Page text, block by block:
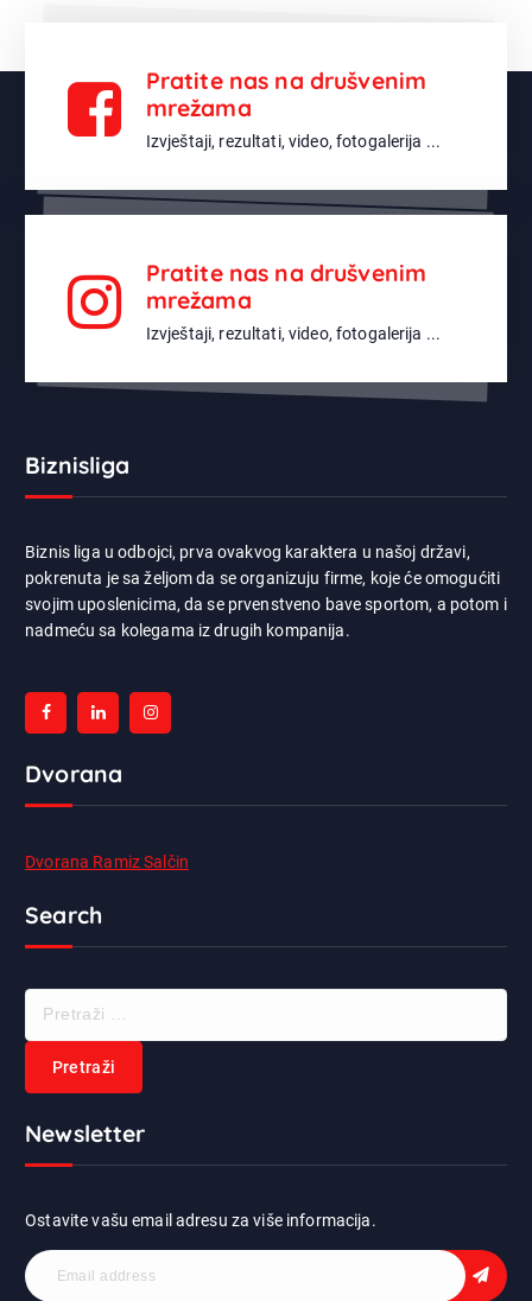
Pratite nas na drušvenim
mrežama
Izvještaji, rezultati, video, fotogalerija ...
Pratite nas na drušvenim
mrežama
Izvještaji, rezultati, video, fotogalerija ...
Biznisliga
Biznis liga u odbojci, prva ovakvog karaktera u našoj državi,
pokrenuta je sa željom da se organizuju firme, koje će omogućiti
svojim uposlenicima, da se prvenstveno bave sportom, a potom i
nadmeću sa kolegama iz drugih kompanija.
Dvorana
Dvorana Ramiz Salčin
Search
a
Newsletter
Ostavite vašu email adresu za više informacija.